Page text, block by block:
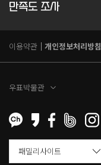
만족도 조사
이용약관 개인정보처리방침
우표박물관